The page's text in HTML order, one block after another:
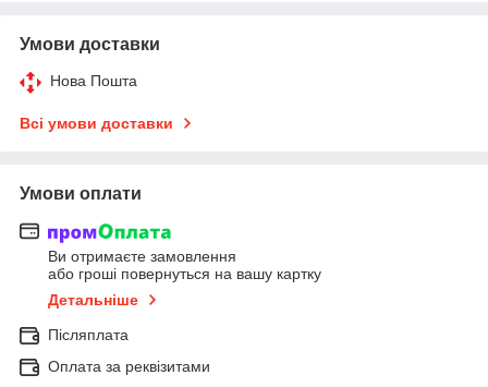
Умови доставки
Нова Пошта
Всі умови доставки
Умови оплати
Ви отримаєте замовлення
або гроші повернуться на вашу картку
Детальніше
Післяплата
Оплата за реквізитами